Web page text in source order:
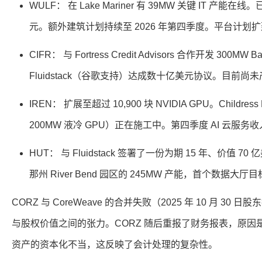
WULF： 在 Lake Mariner 有 39MW 关键 IT 产能在线。
元。额外建筑计划持续至 2026 年第四季度。平台计划
CIFR： 与 Fortress Credit Advisors 合作开发 300MW
Fluidstack（谷歌支持）达成数十亿美元协议。目前尚未
IREN： 扩展至超过 10,900 块 NVIDIA GPU。
200MW 液冷 GPU）正在施工中。第四季度 AI 云服务
HUT： 与 Fluidstack 签署了一份为期 15 年、价值 70
那州 River Bend 园区的 245MW 产能，首个数据大厅
CORZ 与 CoreWeave 的合并失败（2025 年 10 月 30 日股
与股权价值之间的张力。CORZ 随后重报了财务报表，原因
资产的资本化不当，这反映了会计处理的复杂性。